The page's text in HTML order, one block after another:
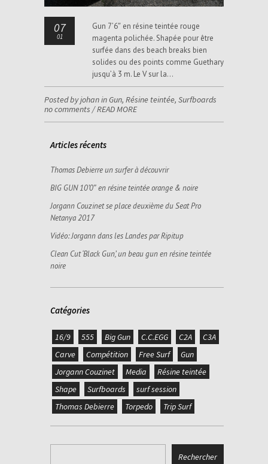
07
01
Gun 7’6″ en résine teintée rouge
magenta polichée. Shapée pour être
surfée dans des beach breaks bien
solides ou des points comme Guethary
jusqu’à 3 m. Le V sur la…
Posted by johan inGun, Résine teintée, Surfboards
no comments /READ MORE
Articles récents
Thomas Debierre un surfer à découvrir
BIG GUN 10’0″ en résine teintée orange & noire
Jorgann Couzinet se place deuxième du Seat Pro
Netanya 2017
Vidéo: Jorgann dans les Landes par Ripitup
Clean Cut ‘Black Gun’, un beau gun en résine teintée
noire
Catégories
16/9 555 Big Gun C.C.EGG C2A
C3A
Carve
Compétition Free Surf
Gun
Jorgann Couzinet
Media
Résine teintée
Shape
Surfboards
surf session
Thomas Debierre
Torpedo Trip Surf